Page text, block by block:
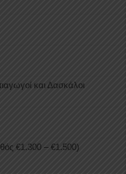
και Δασκάλοι
€1.300 – €1.500)